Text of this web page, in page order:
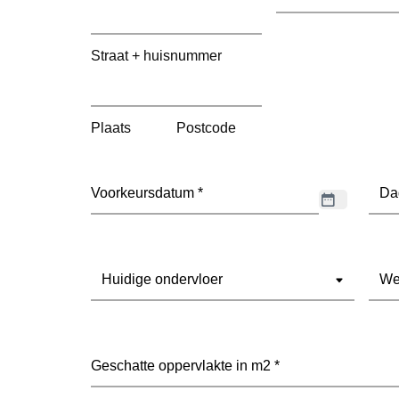
Straat + huisnummer
Plaats Postcode
Datum (Vereist)
Ondervloer (Vereist)
Geschatte